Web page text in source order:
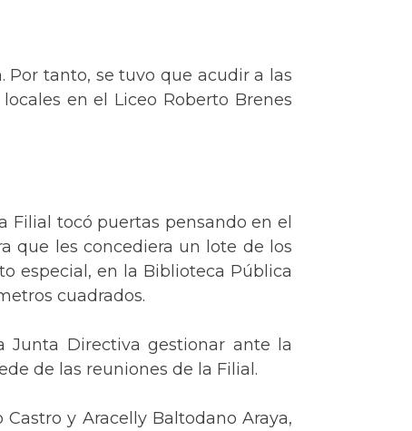
Por tanto, se tuvo que acudir a las
en el Liceo Roberto Brenes
Filial tocó puertas pensando en el
que les concediera un lote de los
especial, en la Biblioteca Pública
cuadrados.
Junta Directiva gestionar ante la
de las reuniones de la Filial.
y Aracelly Baltodano Araya,